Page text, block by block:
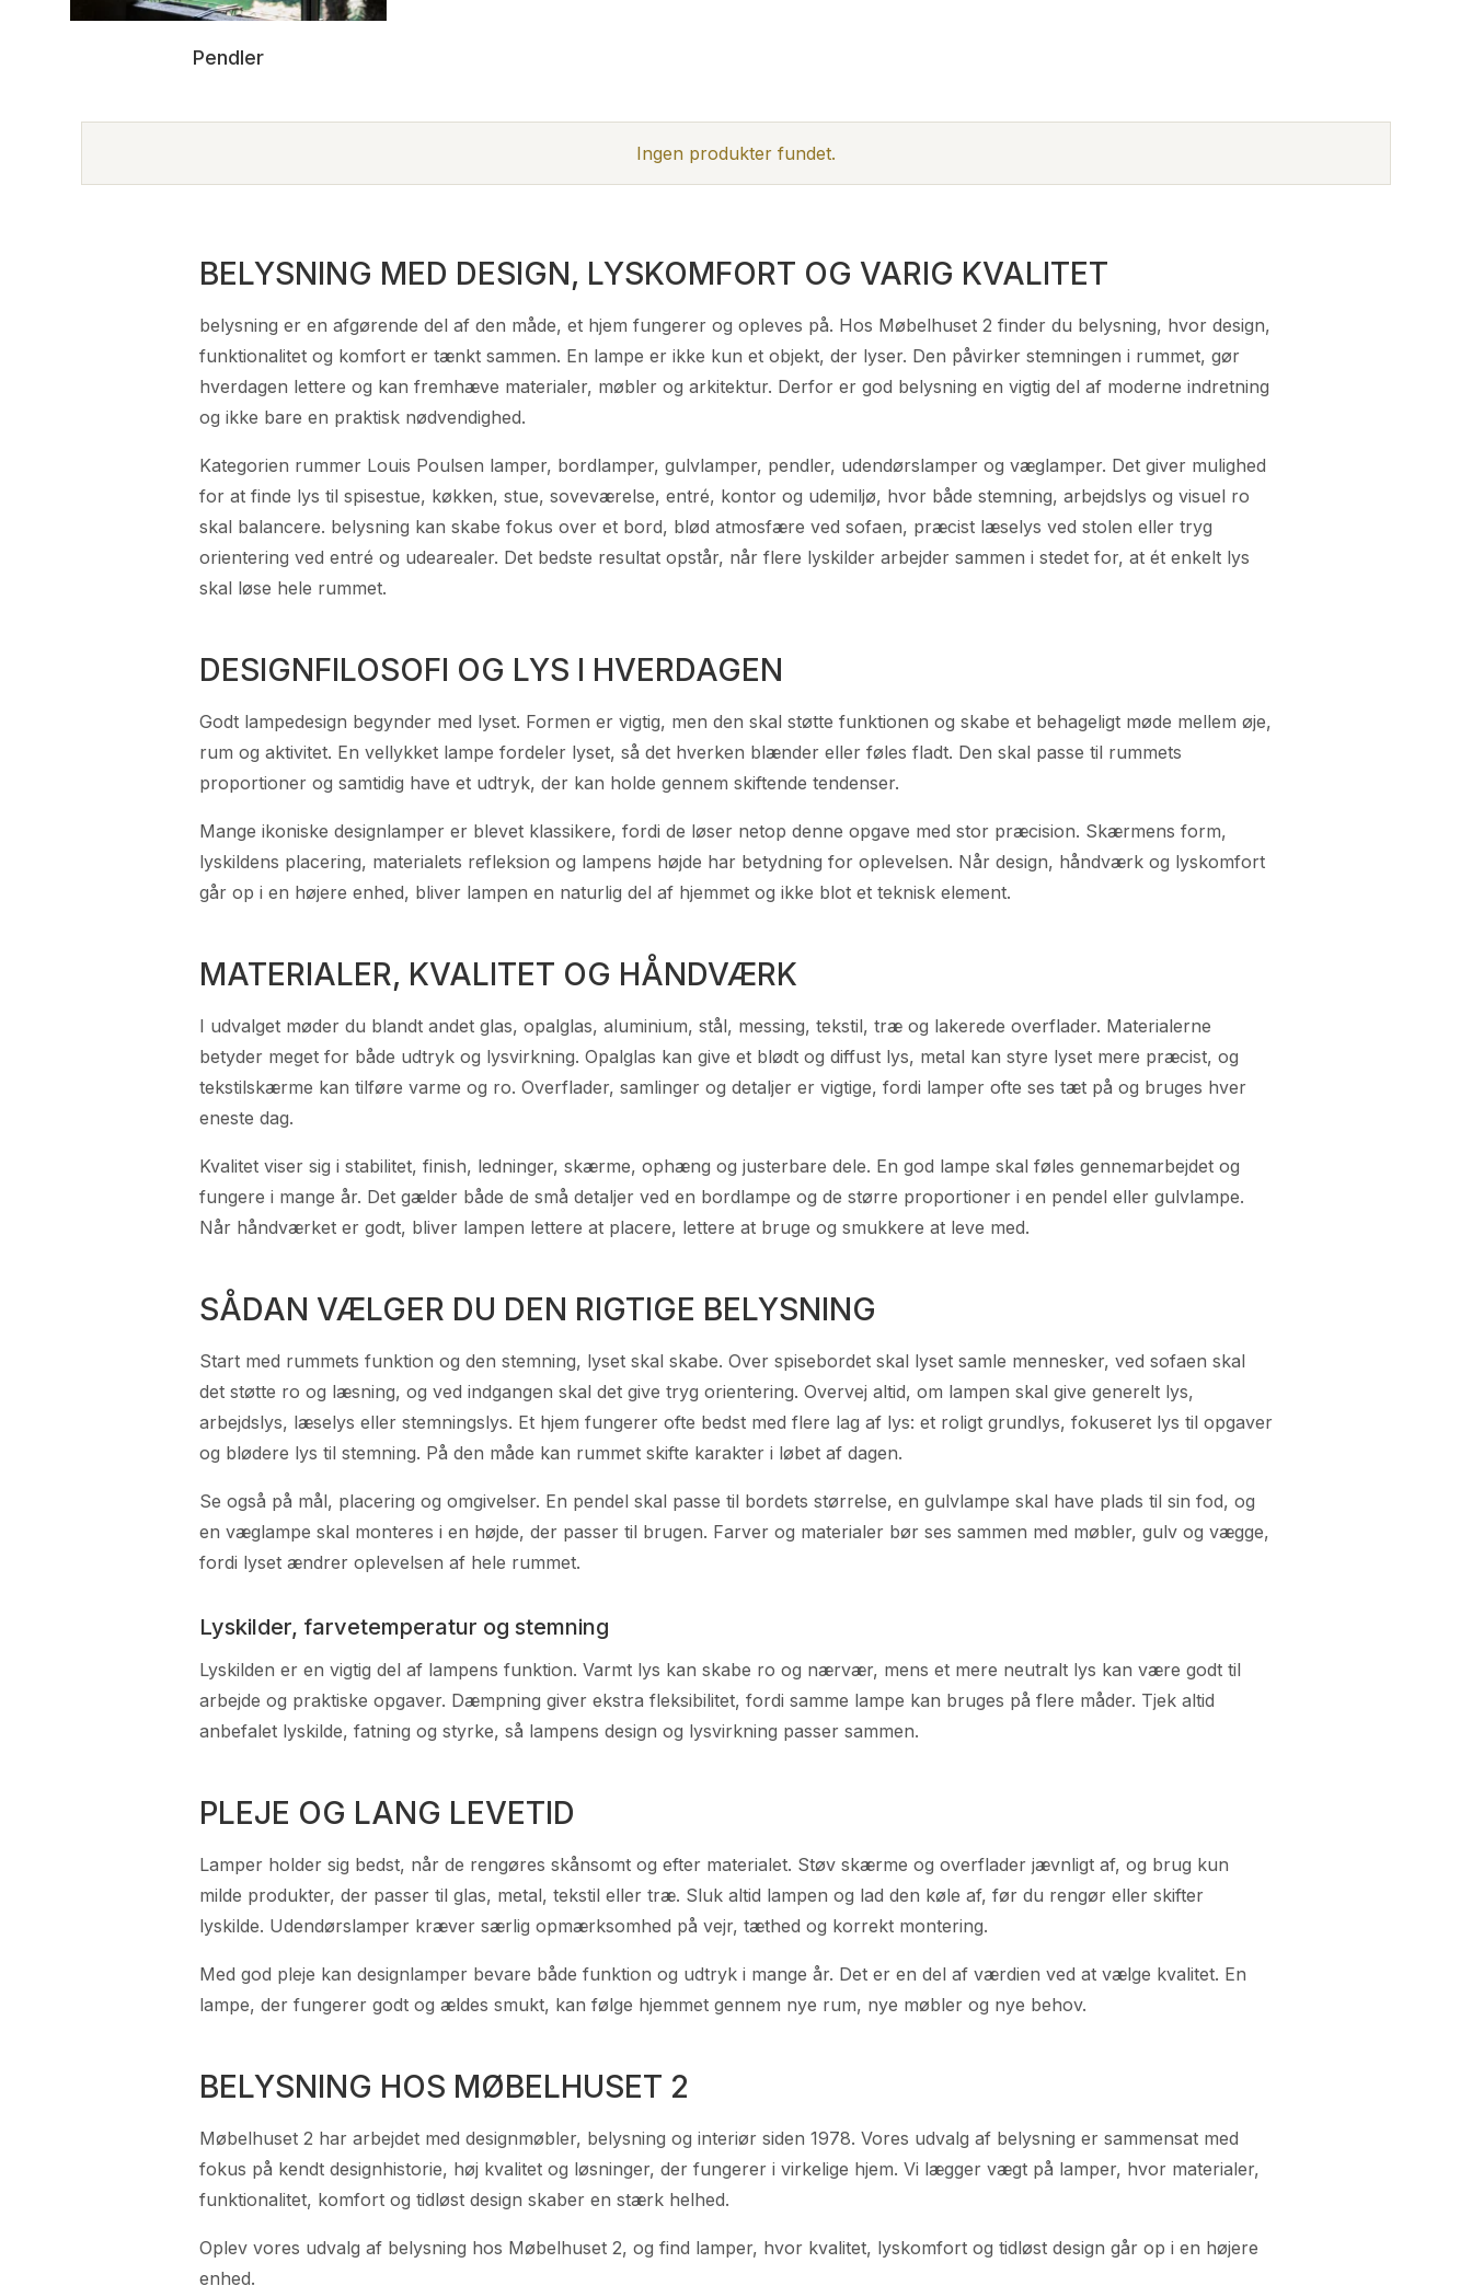
Pendler
Ingen produkter fundet.
BELYSNING MED DESIGN, LYSKOMFORT OG VARIG KVALITET
belysning er en afgørende del af den måde, et hjem fungerer og opleves på. Hos Møbelhuset 2 finder du belysning, hvor design,
funktionalitet og komfort er tænkt sammen. En lampe er ikke kun et objekt, der lyser. Den påvirker stemningen i rummet, gør
hverdagen lettere og kan fremhæve materialer, møbler og arkitektur. Derfor er god belysning en vigtig del af moderne indretning
og ikke bare en praktisk nødvendighed.
Kategorien rummer Louis Poulsen lamper, bordlamper, gulvlamper, pendler, udendørslamper og væglamper. Det giver mulighed
for at finde lys til spisestue, køkken, stue, soveværelse, entré, kontor og udemiljø, hvor både stemning, arbejdslys og visuel ro
skal balancere. belysning kan skabe fokus over et bord, blød atmosfære ved sofaen, præcist læselys ved stolen eller tryg
orientering ved entré og udearealer. Det bedste resultat opstår, når flere lyskilder arbejder sammen i stedet for, at ét enkelt lys
skal løse hele rummet.
DESIGNFILOSOFI OG LYS I HVERDAGEN
Godt lampedesign begynder med lyset. Formen er vigtig, men den skal støtte funktionen og skabe et behageligt møde mellem øje,
rum og aktivitet. En vellykket lampe fordeler lyset, så det hverken blænder eller føles fladt. Den skal passe til rummets
proportioner og samtidig have et udtryk, der kan holde gennem skiftende tendenser.
Mange ikoniske designlamper er blevet klassikere, fordi de løser netop denne opgave med stor præcision. Skærmens form,
lyskildens placering, materialets refleksion og lampens højde har betydning for oplevelsen. Når design, håndværk og lyskomfort
går op i en højere enhed, bliver lampen en naturlig del af hjemmet og ikke blot et teknisk element.
MATERIALER, KVALITET OG HÅNDVÆRK
I udvalget møder du blandt andet glas, opalglas, aluminium, stål, messing, tekstil, træ og lakerede overflader. Materialerne
betyder meget for både udtryk og lysvirkning. Opalglas kan give et blødt og diffust lys, metal kan styre lyset mere præcist, og
tekstilskærme kan tilføre varme og ro. Overflader, samlinger og detaljer er vigtige, fordi lamper ofte ses tæt på og bruges hver
eneste dag.
Kvalitet viser sig i stabilitet, finish, ledninger, skærme, ophæng og justerbare dele. En god lampe skal føles gennemarbejdet og
fungere i mange år. Det gælder både de små detaljer ved en bordlampe og de større proportioner i en pendel eller gulvlampe.
Når håndværket er godt, bliver lampen lettere at placere, lettere at bruge og smukkere at leve med.
SÅDAN VÆLGER DU DEN RIGTIGE BELYSNING
Start med rummets funktion og den stemning, lyset skal skabe. Over spisebordet skal lyset samle mennesker, ved sofaen skal
det støtte ro og læsning, og ved indgangen skal det give tryg orientering. Overvej altid, om lampen skal give generelt lys,
arbejdslys, læselys eller stemningslys. Et hjem fungerer ofte bedst med flere lag af lys: et roligt grundlys, fokuseret lys til opgaver
og blødere lys til stemning. På den måde kan rummet skifte karakter i løbet af dagen.
Se også på mål, placering og omgivelser. En pendel skal passe til bordets størrelse, en gulvlampe skal have plads til sin fod, og
en væglampe skal monteres i en højde, der passer til brugen. Farver og materialer bør ses sammen med møbler, gulv og vægge,
fordi lyset ændrer oplevelsen af hele rummet.
Lyskilder, farvetemperatur og stemning
Lyskilden er en vigtig del af lampens funktion. Varmt lys kan skabe ro og nærvær, mens et mere neutralt lys kan være godt til
arbejde og praktiske opgaver. Dæmpning giver ekstra fleksibilitet, fordi samme lampe kan bruges på flere måder. Tjek altid
anbefalet lyskilde, fatning og styrke, så lampens design og lysvirkning passer sammen.
PLEJE OG LANG LEVETID
Lamper holder sig bedst, når de rengøres skånsomt og efter materialet. Støv skærme og overflader jævnligt af, og brug kun
milde produkter, der passer til glas, metal, tekstil eller træ. Sluk altid lampen og lad den køle af, før du rengør eller skifter
lyskilde. Udendørslamper kræver særlig opmærksomhed på vejr, tæthed og korrekt montering.
Med god pleje kan designlamper bevare både funktion og udtryk i mange år. Det er en del af værdien ved at vælge kvalitet. En
lampe, der fungerer godt og ældes smukt, kan følge hjemmet gennem nye rum, nye møbler og nye behov.
BELYSNING HOS MØBELHUSET 2
Møbelhuset 2 har arbejdet med designmøbler, belysning og interiør siden 1978. Vores udvalg af belysning er sammensat med
fokus på kendt designhistorie, høj kvalitet og løsninger, der fungerer i virkelige hjem. Vi lægger vægt på lamper, hvor materialer,
funktionalitet, komfort og tidløst design skaber en stærk helhed.
Oplev vores udvalg af belysning hos Møbelhuset 2, og find lamper, hvor kvalitet, lyskomfort og tidløst design går op i en højere
enhed.